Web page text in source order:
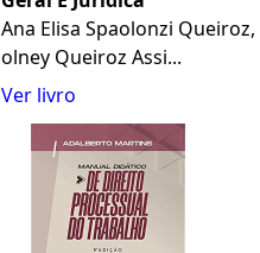
Ana Elisa Spaolonzi Queiroz,
olney Queiroz Assi...
Ver livro